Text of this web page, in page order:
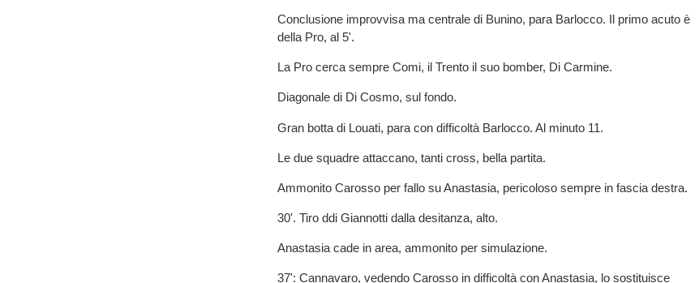
Conclusione improvvisa ma centrale di Bunino, para Barlocco. Il primo acuto è
della Pro, al 5'.
La Pro cerca sempre Comi, il Trento il suo bomber, Di Carmine.
Diagonale di Di Cosmo, sul fondo.
Gran botta di Louati, para con difficoltà Barlocco. Al minuto 11.
Le due squadre attaccano, tanti cross, bella partita.
Ammonito Carosso per fallo su Anastasia, pericoloso sempre in fascia destra.
30'. Tiro ddi Giannotti dalla desitanza, alto.
Anastasia cade in area, ammonito per simulazione.
37': Cannavaro, vedendo Carosso in difficoltà con Anastasia, lo sostituisce